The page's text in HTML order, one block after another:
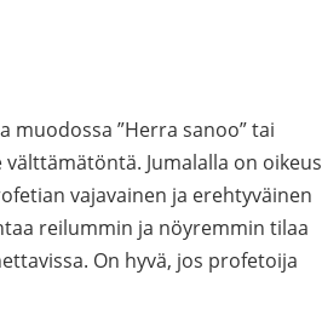
”Herra sanoo” tai
Jumalalla on oikeus
vajavainen ja erehtyväinen
reilummin ja nöyremmin tilaa
On hyvä, jos profetoija